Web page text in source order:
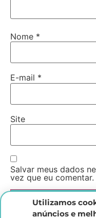
Nome *
E-mail *
Site
Salvar meus dados
vez que eu comentar.
Utilizamos
anúncios e